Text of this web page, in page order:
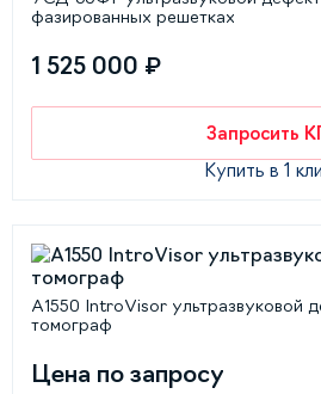
фазированных решетках
1 525 000 ₽
Запросить
Купить в 1
А1550 IntroVisor ультразвуковой
томограф
Цена по запросу